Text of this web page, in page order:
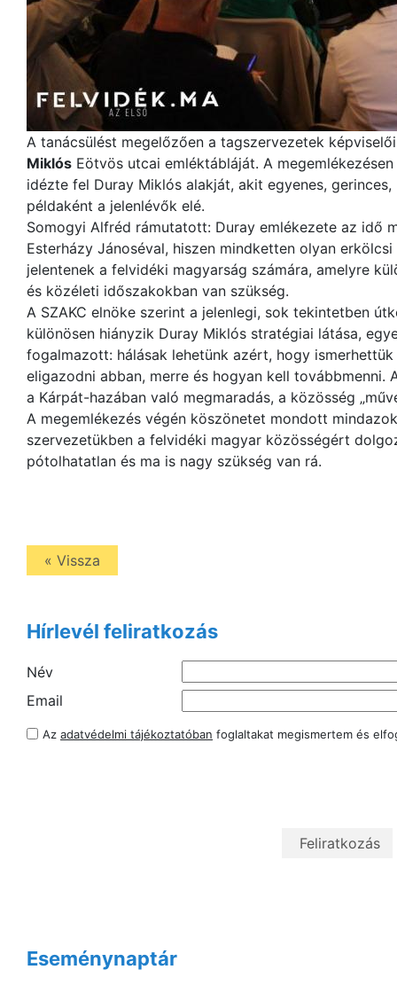
A tanácsülést megelőzően a tagszervezetek
Miklós Eötvös utcai emléktábláját. A
idézte fel Duray Miklós alakját, akit egyenes,
példaként a jelenlévők elé.
Somogyi Alfréd rámutatott: Duray emlékezete az idő
Esterházy Jánoséval, hiszen mindketten olyan
jelentenek a felvidéki magyarság számára, amelyre
és közéleti időszakokban van szükség.
A SZAKC elnöke szerint a jelenlegi, sok tekintetben
különösen hiányzik Duray Miklós stratégiai látása,
fogalmazott: hálásak lehetünk azért, hogy
eligazodni abban, merre és hogyan kell továbbmenni.
a Kárpát-hazában való megmaradás, a közösség
A megemlékezés végén köszönetet mondott
szervezetükben a felvidéki magyar közösségért
pótolhatatlan és ma is nagy szükség van rá.
« Vissza
Hírlevél feliratkozás
Név
Email
Az adatvédelmi tájékoztatóban foglaltakat megismertem és
Eseménynaptár